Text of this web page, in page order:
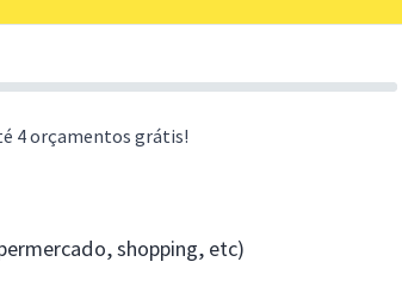
4 orçamentos grátis!
shopping, etc)